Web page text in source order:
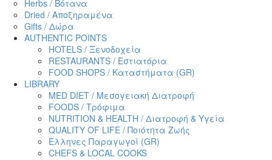
Herbs / Βότανα
Dried / Αποξηραμένα
Gifts / Δώρα
AUTHENTIC POINTS
HOTELS / Ξενοδοχεία
RESTAURANTS / Εστιατόρια
FOOD SHOPS / Καταστήματα (GR)
LIBRARY
MED DIET / Μεσογειακή Διατροφή
FOODS / Τρόφιμα
NUTRITION & HEALTH / Διατροφή & Υγεία
QUALITY OF LIFE / Ποιότητα Ζωής
Έλληνες Παραγωγοί (GR)
CHEFS & LOCAL COOKS